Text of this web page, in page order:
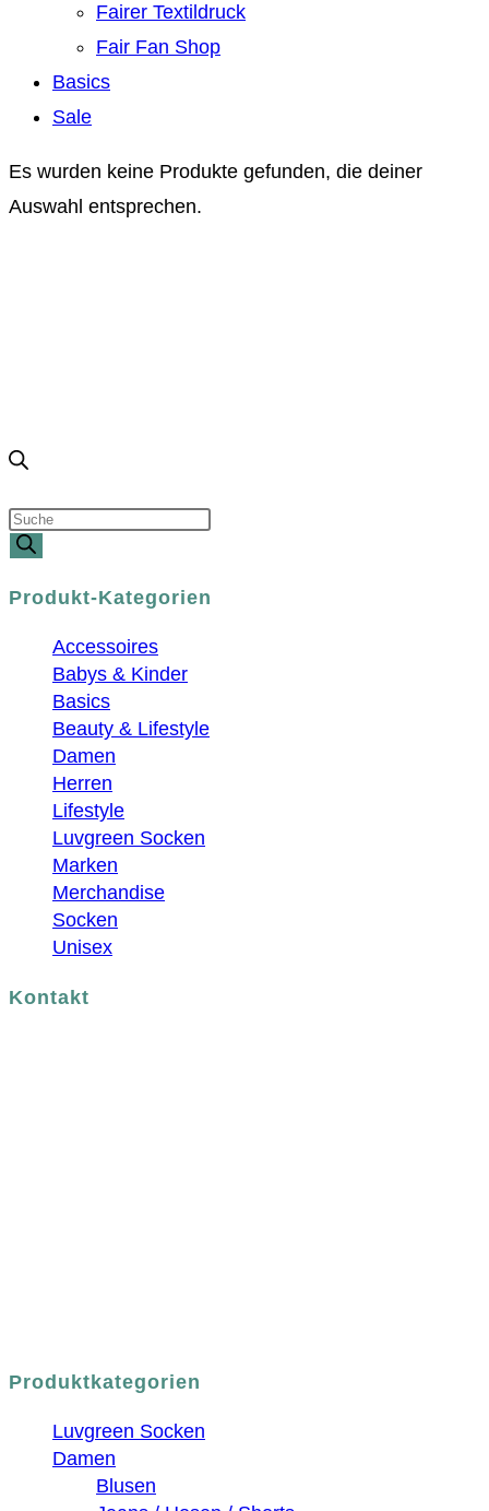
Fairer Textildruck
Fair Fan Shop
Basics
Sale
Es wurden keine Produkte gefunden, die deiner
Auswahl entsprechen.
Produkt-Kategorien
Accessoires
Babys & Kinder
Basics
Beauty & Lifestyle
Damen
Herren
Lifestyle
Luvgreen Socken
Marken
Merchandise
Socken
Unisex
Kontakt
Produktkategorien
Luvgreen Socken
Damen
Blusen